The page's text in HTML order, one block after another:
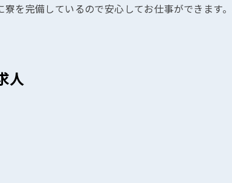
お問い合わせ
寮を完備しているので安心してお仕事ができます
人